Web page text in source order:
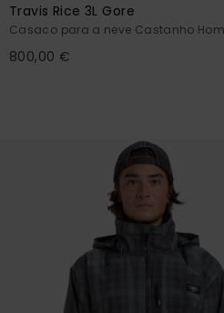
Travis Rice 3L Gore
Casaco para a neve Castanho
800,00 €